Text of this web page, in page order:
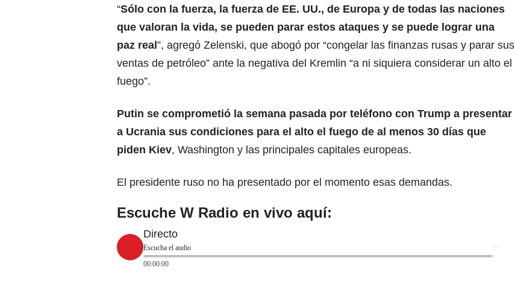
“Sólo con la fuerza, la fuerza de EE. UU., de Europa y de todas las naciones
que valoran la vida, se pueden parar estos ataques y se puede lograr una
paz real ”, agregó Zelenski, que abogó por “congelar las finanzas rusas y parar sus
ventas de petróleo” ante la negativa del Kremlin “a ni siquiera considerar un alto el
fuego”.
Putin se comprometió la semana pasada por teléfono con Trump a presentar
a Ucrania sus condiciones para el alto el fuego de al menos 30 días que
piden Kiev, Washington y las principales capitales europeas.
El presidente ruso no ha presentado por el momento esas demandas.
Escuche W Radio en vivo aquí:
Directo
Escucha el audio
00:00:00